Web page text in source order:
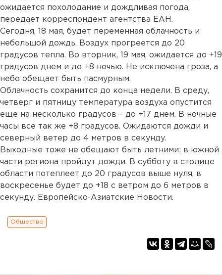
ожидается похолодание и дождливая погода,
передает корреспондент агентства ЕАН.
Сегодня, 18 мая, будет переменная облачность и
небольшой дождь. Воздух прогреется до 20
градусов тепла. Во вторник, 19 мая, ожидается до +19
градусов днем и до +8 ночью. Не исключена гроза, а
небо обещает быть пасмурным.
Облачность сохранится до конца недели. В среду,
четверг и пятницу температура воздуха опустится
еще на несколько градусов – до +17 днем. В ночные
часы все так же +8 градусов. Ожидаются дожди и
северный ветер до 4 метров в секунду.
Выходные тоже не обещают быть летними: в южной
части региона пройдут дожди. В субботу в столице
области потеплеет до 20 градусов выше нуля, в
воскресенье будет до +18 с ветром до 6 метров в
секунду. Европейско-Азиатские Новости.
Общество